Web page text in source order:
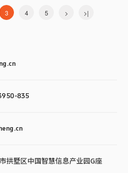
3 4 5 > >|
835
拱墅区中国智慧信息产业园G座